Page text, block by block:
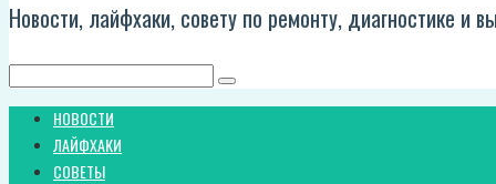
Новости, лайфхаки, совету по ремонту, диагностике и
НОВОСТИ
ЛАЙФХАКИ
СОВЕТЫ